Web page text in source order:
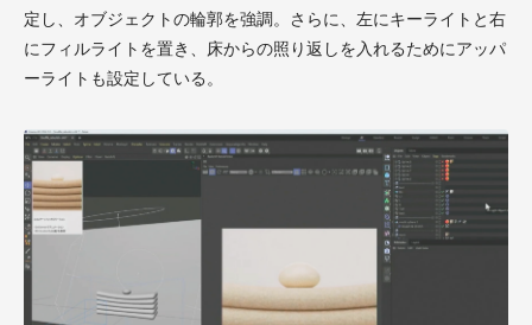
定し、オブジェクトの輪郭を強調。さらに、左にキーライトと右
にフィルライトを置き、床からの照り返しを入れるためにアッパ
ーライトも設定している。